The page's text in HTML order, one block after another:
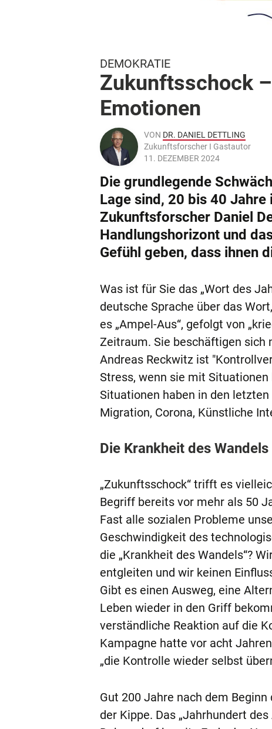
DEMOKRATIE
Zukunftsschock
Emotionen
VON DR. DANIEL DETTLING
Zukunftsforscher I Gastautor
11. DEZEMBER 2024
Die grundlegende
Lage sind, 20 bis 40
Zukunftsforscher Daniel
Handlungshorizont und
Gefühl geben, dass ihnen
Was ist für Sie das „Wort des
deutsche Sprache über das
es „Ampel-Aus“, gefolgt von
Zeitraum. Sie beschäftigen sich
Andreas Reckwitz ist
Stress, wenn sie mit
Situationen haben in den
Migration, Corona, Künstliche
Die Krankheit des Wandels
„Zukunftsschock“ trifft es
Begriff bereits vor mehr als 50
Fast alle sozialen Probleme
Geschwindigkeit des
die „Krankheit des Wandels“?
entgleiten und wir keinen
Gibt es einen Ausweg, eine
Leben wieder in den Griff
verständliche Reaktion auf die
Kampagne hatte vor acht
„die Kontrolle wieder selbst
Gut 200 Jahre nach dem
der Kippe. Das „Jahrhundert